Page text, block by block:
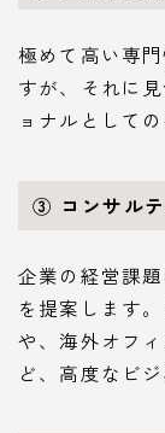
極めて高い専
すが、それに
ョナルとして
③ コンサル
企業の経営課
を提案します
や、海外オフ
ど、高度なビ